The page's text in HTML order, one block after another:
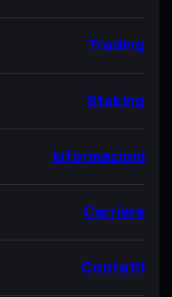
Trading
Staking
Informazioni
Carriere
Contatti